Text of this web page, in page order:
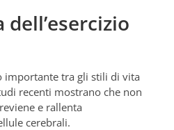
dell’esercizio
importante tra gli stili di vita
recenti mostrano che non
e rallenta
cerebrali.